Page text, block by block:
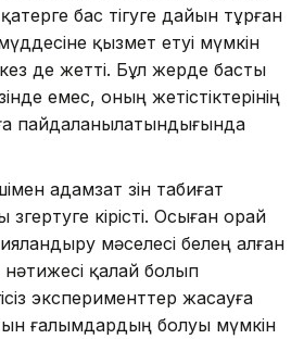
бас тігуге дайын тұрған
қызмет етуі мүмкін
кез де жетті. Бұл жерде басты
емес, оның жетістіктерінің
пайдаланылатындығында
адамзат өзін табиғат
өз­гер­туге кірісті. Осыған орай
мәселесі белең алған
нәти­жесі қалай болып
эксперименттер жасауға
ғалымдардың болуы мүмкін